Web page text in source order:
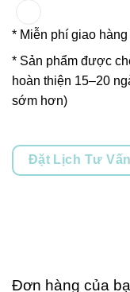
* Miễn phí giao
* Sản phẩm được
hoàn thiện 15–20
sớm hơn)
Đặt Lịch Tư Vấn
Đơn hàng của